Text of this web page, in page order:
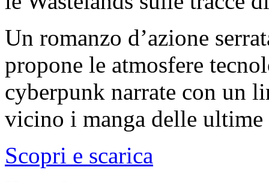
Un romanzo d’azione
propone le atmosfere
cyberpunk narrate con un
vicino i manga delle ultime
Scopri e scarica